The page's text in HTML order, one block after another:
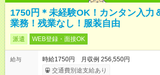
1750円＊未経験OK！カンタン入力
業務！残業なし！服装自由
派遣 WEB登録・面接OK
給与
時給1750円 月収例 256,550円
交通費別途支給あり